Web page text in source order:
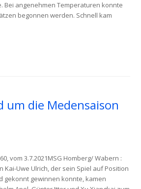
Bei angenehmen Temperaturen konnte
begonnen werden. Schnell kam
um die Medensaison
vom 3.7.2021MSG Homberg/ Wabern :
Kai-Uwe Ulrich, der sein Spiel auf Position
gekonnt gewinnen konnte, kamen